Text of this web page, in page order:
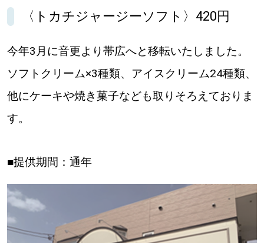
〈トカチジャージーソフト〉420円
今年3月に音更より帯広へと移転いたしました。
ソフトクリーム×3種類、アイスクリーム24種類、
他にケーキや焼き菓子なども取りそろえておりま
す。
■提供期間：通年